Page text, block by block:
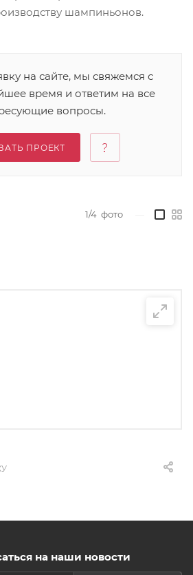
шампиньонов.
на сайте, мы свяжемся с
время и ответим на все
вопросы.
ПРОЕКТ
1/4 фото
на наши новости